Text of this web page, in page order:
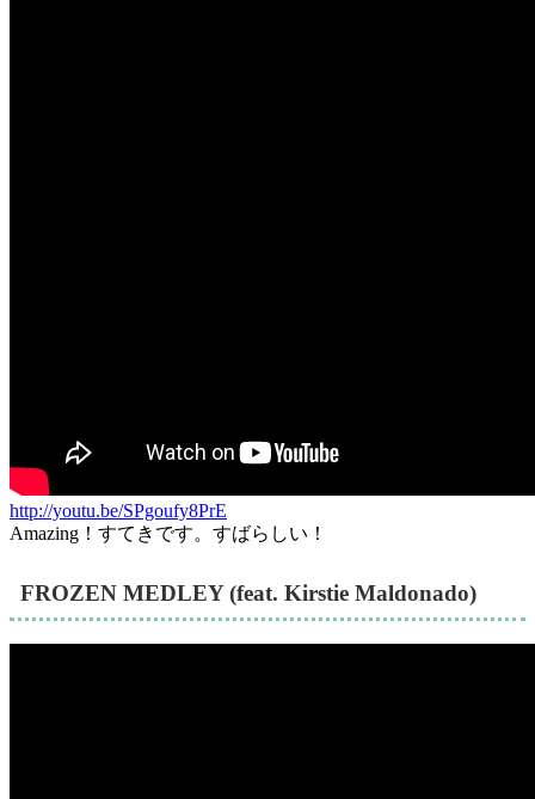
http://youtu.be/SPgoufy8PrE
Amazing！すてきです。すばらしい！
FROZEN MEDLEY (feat. Kirstie Maldonado)